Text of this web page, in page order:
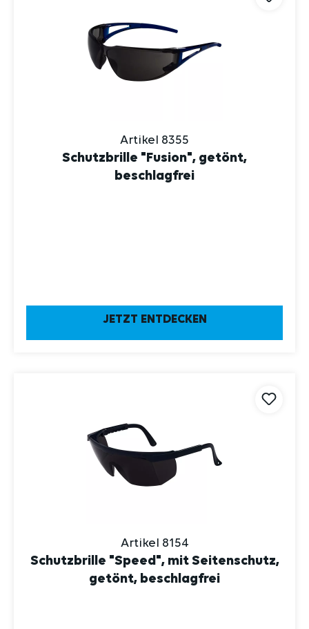
Artikel 8355
Schutzbrille "Fusion", getönt,
beschlagfrei
JETZT ENTDECKEN
Artikel 8154
Schutzbrille "Speed", mit Seitenschutz,
getönt, beschlagfrei